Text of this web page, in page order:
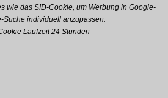
wie das SID-Cookie, um Werbung in Google-
Suche individuell anzupassen.
Laufzeit 24 Stunden